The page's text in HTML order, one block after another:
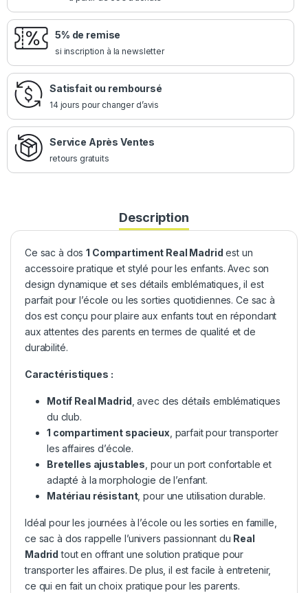
5% de remise
si inscription à la newsletter
Satisfait ou remboursé
14 jours pour changer d’avis
Service Après Ventes
retours gratuits
Description
Ce sac à dos1 Compartiment Real Madrid est un
accessoire pratique et stylé pour les enfants. Avec son
design dynamique et ses détails emblématiques, il est
parfait pour l’école ou les sorties quotidiennes. Ce sac à
dos est conçu pour plaire aux enfants tout en répondant
aux attentes des parents en termes de qualité et de
durabilité.
Caractéristiques :
Motif Real Madrid , avec des détails emblématiques
du club.
1 compartiment spacieux , parfait pour transporter
les affaires d’école.
Bretelles ajustables , pour un port confortable et
adapté à la morphologie de l’enfant.
Matériau résistant, pour une utilisation durable.
Idéal pour les journées à l’école ou les sorties en famille,
ce sac à dos rappelle l’univers passionnant du Real
Madrid tout en offrant une solution pratique pour
transporter les affaires. De plus, il est facile à entretenir,
ce qui en fait un choix pratique pour les parents.